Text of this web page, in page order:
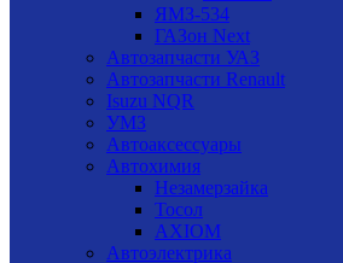
ЯМЗ-534
ГАЗон Next
Автозапчасти УАЗ
Автозапчасти Renault
Isuzu NQR
УМЗ
Автоаксессуары
Автохимия
Незамерзайка
Тосол
AXIOM
Автоэлектрика